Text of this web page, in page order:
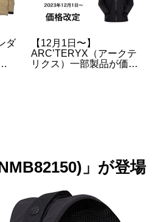
（アークテ
気製品の予
【2022年3月】
ル製品の抽選販
スカイパイロッ
」が登場